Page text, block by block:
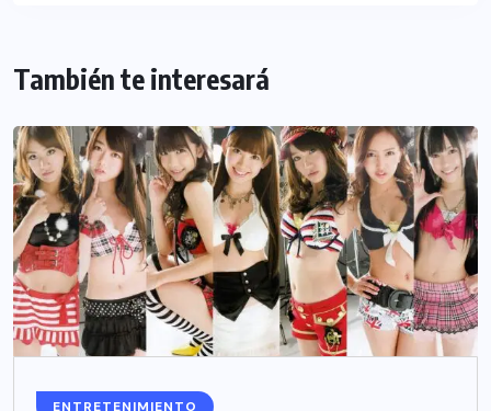
También te interesará
ENTRETENIMIENTO